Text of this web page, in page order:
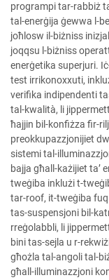
programpi tar-rabbiż
tal-enerġija ġewwa l-
joħlosw il-biżniss
joqqsu l-biżniss
enerġetika superjuri.
test irrikonoxxuti,
verifika indipendenti
tal-kwalità, li
ħajjin bil-konfiżza fir-
preokkupazzjonijiet
sistemi tal-
bajja għall-każijiet ta’
tweġiba inklużi t-
tar-roof, it-tweġiba
tas-suspensjoni bil-
rreġolabbli, li
bini tas-sejla u r-
għożla tal-angoli tal-
għall-illuminazzjoni